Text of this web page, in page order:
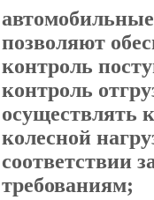
позволяют
контроль
контроль
осуществлять
колесной
соответствии
требованиям;